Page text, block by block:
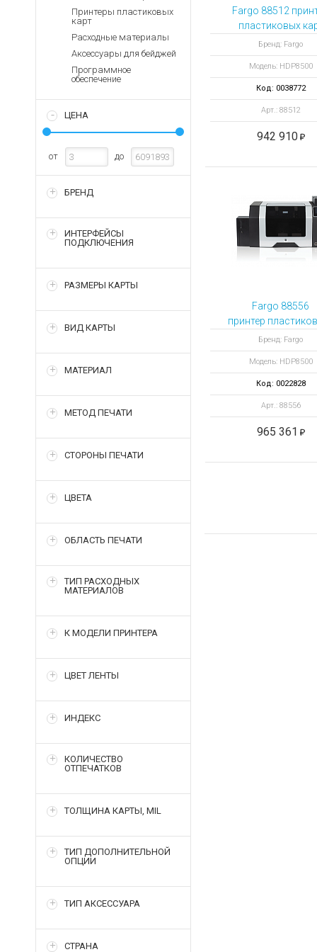
Запасные
Терминалы
оплаты
Зарядные устройства
Архивные товары
Принтеры пластиковых
карт
Расходные материалы
Аксессуары для бейджей
Программное
обеспечение
ЦЕНА
от до
БРЕНД
ИНТЕРФЕЙСЫ
ПОДКЛЮЧЕНИЯ
РАЗМЕРЫ КАРТЫ
ВИД КАРТЫ
МАТЕРИАЛ
МЕТОД ПЕЧАТИ
СТОРОНЫ ПЕЧАТИ
ЦВЕТА
ОБЛАСТЬ ПЕЧАТИ
ТИП РАСХОДНЫХ
МАТЕРИАЛОВ
К МОДЕЛИ ПРИНТЕРА
ЦВЕТ ЛЕНТЫ
ИНДЕКС
КОЛИЧЕСТВО
ОТПЕЧАТКОВ
ТОЛЩИНА КАРТЫ, MIL
ТИП ДОПОЛНИТЕЛЬНОЙ
ОПЦИИ
ТИП АКСЕССУАРА
СТРАНА
Fargo 88512
пластиковых
HDP8500 с
кодировкой
карт и 13.56
Бренд: Fargo
Модель: HDP8500
Код: 0038772
Арт.: 88512
942 910
Fargo 88556
принтер
Бренд: Fargo
Модель: HDP8500
Код: 0022828
Арт.: 88556
965 361